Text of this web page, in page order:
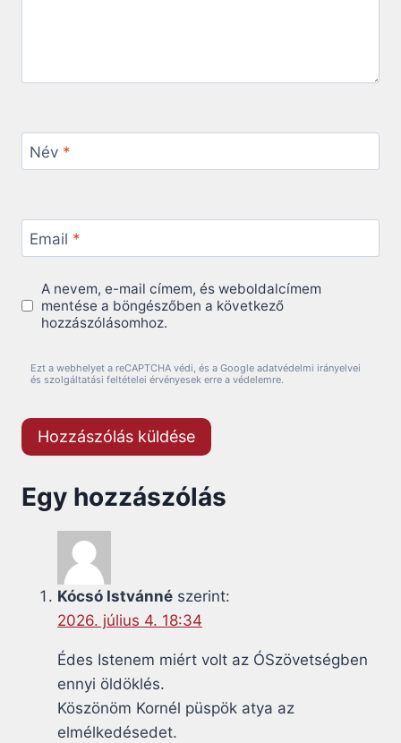
Név *
Email *
A nevem, e-mail címem, és weboldalcímem
mentése a böngészőben a következő
hozzászólásomhoz.
Ezt a webhelyet a reCAPTCHA védi, és a Google adatvédelmi irányelvei
és szolgáltatási feltételei érvényesek erre a védelemre.
Egy hozzászólás
Kócsó Istvánné szerint:
2026. július 4. 18:34
Édes Istenem miért volt az ÓSzövetségben
ennyi öldöklés.
Köszönöm Kornél püspök atya az
elmélkedésedet.